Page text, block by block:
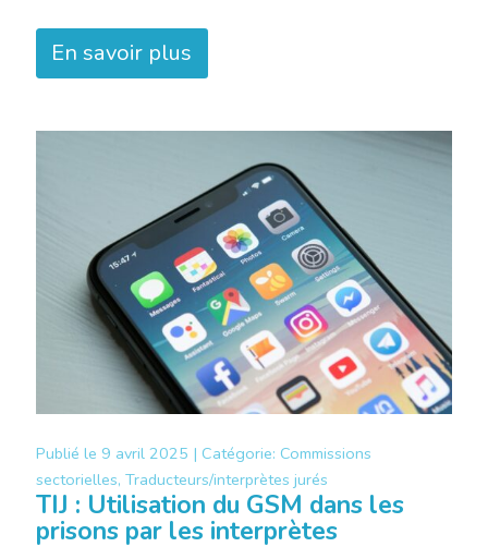
En savoir plus
Publié le 9 avril 2025 | Catégorie: Commissions
sectorielles, Traducteurs/interprètes jurés
TIJ : Utilisation du GSM dans les
prisons par les interprètes